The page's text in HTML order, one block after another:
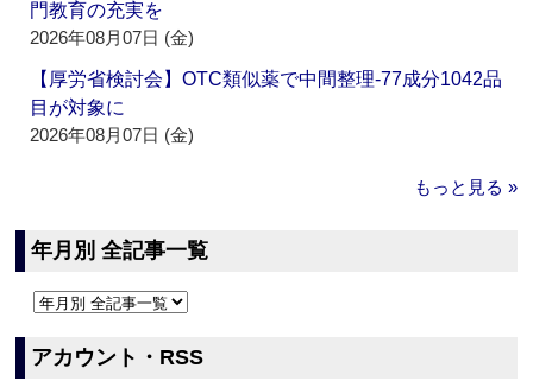
門教育の充実を
2026年08月07日 (金)
【厚労省検討会】OTC類似薬で中間整理‐77成分1042品
目が対象に
2026年08月07日 (金)
もっと見る »
年月別 全記事一覧
アカウント・RSS